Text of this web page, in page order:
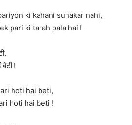
ki kahani sunakar nahi,
pari ki tarah pala hai !
बेटी !
hoti hai beti,
hoti hai beti !